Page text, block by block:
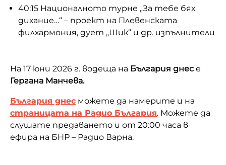
40:15 Националното турне „За тебе бях
дихание…“ – проект на Плевенската
филхармония, дует „Шик“ и др. изпълнители
На 17 юни 2026 г. водеща на България днес е
Гергана Манчева.
България днес можете да намерите и на
страницата на Радио България. Можете да
слушате предаването и от 20:00 часа в
ефира на БНР – Радио Варна.